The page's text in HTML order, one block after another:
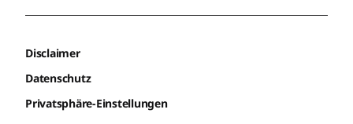
Disclaimer
Datenschutz
Privatsphäre-Einstellungen